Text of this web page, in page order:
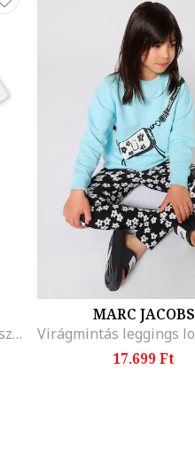
Pólóruha strasszkövekkel díszítve, Fekete, Fehér,
MARC JACOBS
17.699 Ft